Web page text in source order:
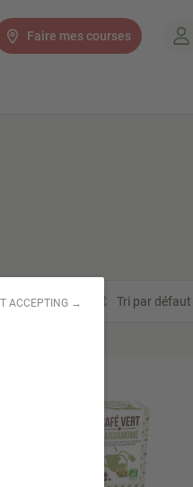
ACCEPTING →
Faire mes courses
Tri par défaut